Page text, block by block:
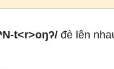
t<r>oŋʔ/đè lên